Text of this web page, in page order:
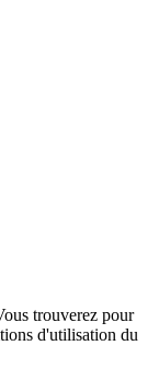
trouverez pour
d'utilisation du